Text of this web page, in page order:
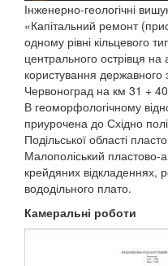
Інженерно-геологічні
«Капітальний ремонт
одному рівні кільцевого
центрального острівця на
користування
Червоноград на км 31 +
В геоморфологічному
приурочена до Східно
Подільської області
Малополіський пластово-
крейдяних відкладеннях,
вододільного плато.
Камеральні роботи